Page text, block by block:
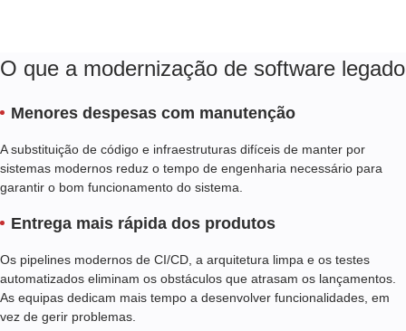
O que a modernização de software
Menores despesas com manutenção
A substituição de código e infraestruturas difíceis de manter por
sistemas modernos reduz o tempo de engenharia necessário para
garantir o bom funcionamento do sistema.
Entrega mais rápida dos produtos
Os pipelines modernos de CI/CD, a arquitetura limpa e os testes
automatizados eliminam os obstáculos que atrasam os lançamentos.
As equipas dedicam mais tempo a desenvolver funcionalidades, em
vez de gerir problemas.